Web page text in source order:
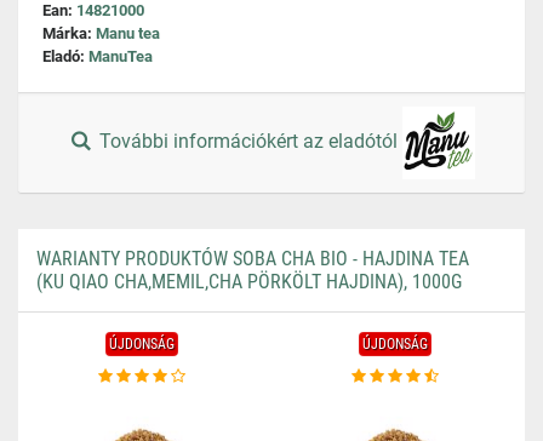
Ean: 14821000
Márka: Manu tea
Eladó: ManuTea
További információkért az eladótól
WARIANTY PRODUKTÓW SOBA CHA BIO - HAJDINA TEA
(KU QIAO CHA,MEMIL,CHA PÖRKÖLT HAJDINA), 1000G
ÚJDONSÁG ÚJDONSÁG